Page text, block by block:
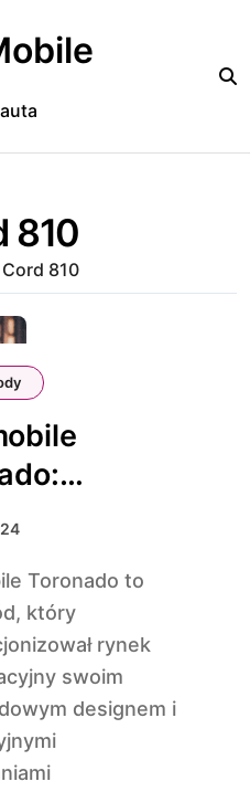
810
Cord 810
który
rynek
swoim
designem i